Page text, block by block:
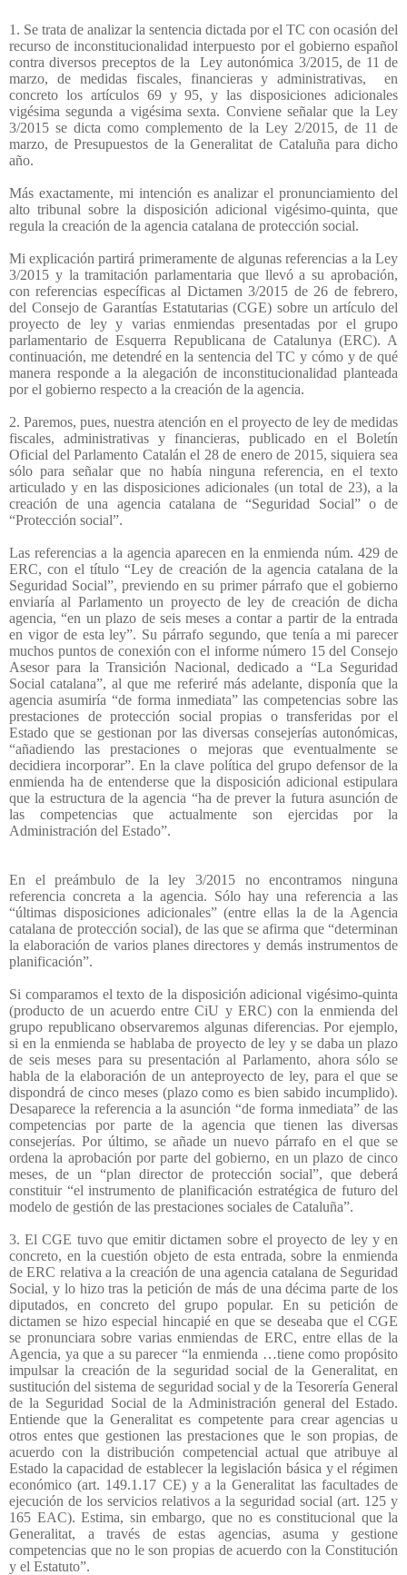
1. Se trata de analizar la sentencia dictada por el TC con ocasión del
recurso de inconstitucionalidad interpuesto por el gobierno español
contra diversos preceptos de la
Ley autonómica 3/2015, de 11 de
marzo, de medidas fiscales, financieras y administrativas,
en
concreto los artículos 69 y 95, y las disposiciones adicionales
vigésima segunda a vigésima sexta. Conviene señalar que la Ley
3/2015 se dicta como complemento de la Ley 2/2015, de 11 de
marzo, de Presupuestos de la Generalitat de Cataluña para dicho
año.
Más exactamente, mi intención es analizar el pronunciamiento del
alto tribunal sobre la disposición adicional vigésimo-quinta, que
regula la creación de la agencia catalana de protección social.
Mi explicación partirá primeramente de algunas referencias a la Ley
3/2015 y la tramitación parlamentaria que llevó a su aprobación,
con referencias específicas al Dictamen 3/2015 de 26 de febrero,
del Consejo de Garantías Estatutarias (CGE) sobre un artículo del
proyecto de ley y varias enmiendas presentadas por el grupo
parlamentario de Esquerra Republicana de Catalunya (ERC). A
continuación, me detendré en la sentencia del TC y cómo y de qué
manera responde a la alegación de inconstitucionalidad planteada
por el gobierno respecto a la creación de la agencia.
2. Paremos, pues, nuestra atención en el proyecto de ley de medidas
fiscales, administrativas y financieras, publicado en el Boletín
Oficial del Parlamento Catalán el 28 de enero de 2015, siquiera sea
sólo para señalar que no había ninguna referencia, en el texto
articulado y en las disposiciones adicionales (un total de 23), a la
creación de una agencia catalana de “Seguridad Social” o de
“Protección social”.
Las referencias a la agencia aparecen en la enmienda núm. 429 de
ERC, con el título “Ley de creación de la agencia catalana de la
Seguridad Social”, previendo en su primer párrafo que el gobierno
enviaría al Parlamento un proyecto de ley de creación de dicha
agencia, “en un plazo de seis meses a contar a partir de la entrada
en vigor de esta ley”. Su párrafo segundo, que tenía a mi parecer
muchos puntos de conexión con el informe número 15 del Consejo
Asesor para la Transición Nacional, dedicado a “La Seguridad
Social catalana”, al que me referiré más adelante, disponía que la
agencia asumiría “de forma inmediata” las competencias sobre las
prestaciones de protección social propias o transferidas por el
Estado que se gestionan por las diversas consejerías autonómicas,
“añadiendo las prestaciones o mejoras que eventualmente se
decidiera incorporar”. En la clave política del grupo defensor de la
enmienda ha de entenderse que la disposición adicional estipulara
que la estructura de la agencia “ha de prever la futura asunción de
las competencias que actualmente son ejercidas por la
Administración del Estado”.
En el preámbulo de la ley 3/2015 no encontramos ninguna
referencia concreta a la agencia. Sólo hay una referencia a las
“últimas disposiciones adicionales” (entre ellas la de la Agencia
catalana de protección social), de las que se afirma que “determinan
la elaboración de varios planes directores y demás instrumentos de
planificación”.
Si comparamos el texto de la disposición adicional vigésimo-quinta
(producto de un acuerdo entre CiU y ERC) con la enmienda del
grupo republicano observaremos algunas diferencias. Por ejemplo,
si en la enmienda se hablaba de proyecto de ley y se daba un plazo
de seis meses para su presentación al Parlamento, ahora sólo se
habla de la elaboración de un anteproyecto de ley, para el que se
dispondrá de cinco meses (plazo como es bien sabido incumplido).
Desaparece la referencia a la asunción “de forma inmediata” de las
competencias por parte de la agencia que tienen las diversas
consejerías. Por último, se añade un nuevo párrafo en el que se
ordena la aprobación por parte del gobierno, en un plazo de cinco
meses, de un “plan director de protección social”, que deberá
constituir “el instrumento de planificación estratégica de futuro del
modelo de gestión de las prestaciones sociales de Cataluña”.
3. El CGE tuvo que emitir dictamen sobre el proyecto de ley y en
concreto, en la cuestión objeto de esta entrada, sobre la enmienda
de ERC relativa a la creación de una agencia catalana de Seguridad
Social, y lo hizo tras la petición de más de una décima parte de los
diputados, en concreto del grupo popular. En su petición de
dictamen se hizo especial hincapié en que se deseaba que el CGE
se pronunciara sobre varias enmiendas de ERC, entre ellas de la
Agencia, ya que a su parecer “la enmienda …tiene como propósito
impulsar la creación de la seguridad social de la Generalitat, en
sustitución del sistema de seguridad social y de la Tesorería General
de la Seguridad Social de la Administración general del Estado.
Entiende que la Generalitat es competente para crear agencias u
otros entes que gestionen las prestaciones que le son propias, de
acuerdo con la distribución competencial actual que atribuye al
Estado la capacidad de establecer la legislación básica y el régimen
económico (art. 149.1.17 CE) y a la Generalitat las facultades de
ejecución de los servicios relativos a la seguridad social (art. 125 y
165 EAC). Estima, sin embargo, que no es constitucional que la
Generalitat, a través de estas agencias, asuma y gestione
competencias que no le son propias de acuerdo con la Constitución
y el Estatuto”.